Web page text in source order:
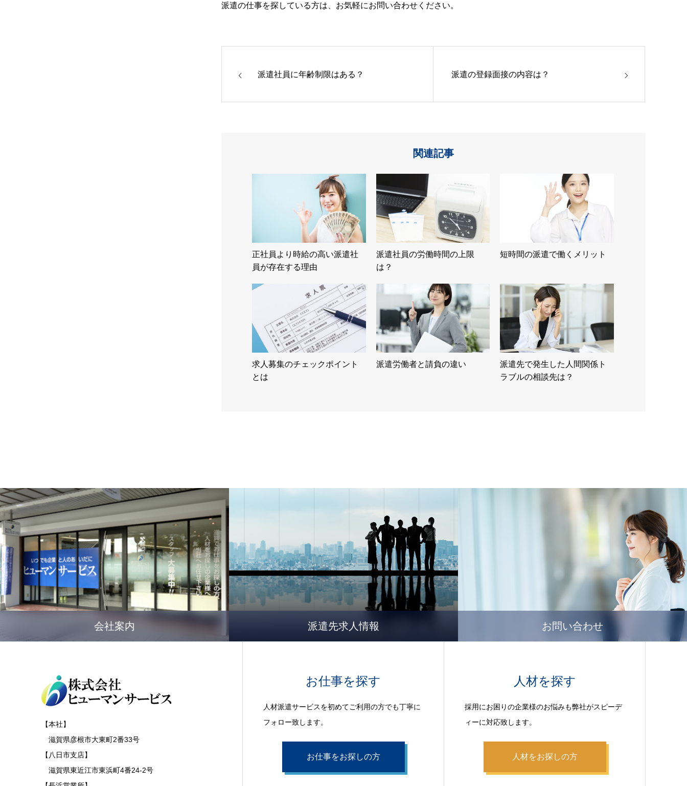
派遣の仕事を探している方は、お気軽にお問い合わせください。
派遣社員に年齢制限はある？ 派遣の登録面接の内容は？
関連記事
正社員より時給の高い派遣社
員が存在する理由
派遣社員の労働時間の上限
は？
短時間の派遣で働くメリット
求人募集のチェックポイント
とは
派遣労働者と請負の違い
派遣先で発生した人間関係ト
ラブルの相談先は？
会社案内 派遣先求人情報 お問い合わせ
【本社】
滋賀県彦根市大東町2番33号
【八日市支店】
滋賀県東近江市東浜町4番24-2号
お仕事を探す
人材派遣サービスを初めてご利用の方でも丁寧に
フォロー致します。
お仕事をお探しの方
人材を探す
採用にお困りの企業様のお悩みも弊社がスピーデ
ィーに対応致します。
人材をお探しの方